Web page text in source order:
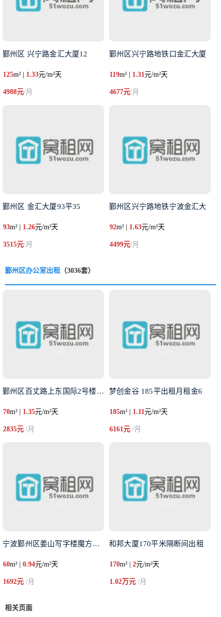
鄞州区 兴宁路金汇大厦12
125m² | 1.33元/m²天
4988元/月
鄞州区兴宁路地铁口金汇大厦
119m² | 1.31元/m²天
4677元/月
鄞州区 金汇大厦93平35
93m² | 1.26元/m²天
3515元/月
鄞州区兴宁路地铁宁波金汇大
92m² | 1.63元/m²天
4499元/月
鄞州区办公室出租 （3036套）
鄞州区百丈路上东国际2号楼面积
70m² | 1.35元/m²天
2835元 /月
梦创金谷 185平出租月租金6
185m² | 1.11元/m²天
6161元/月
宁波鄞州区姜山写字楼魔方创意园
60m² | 0.94元/m²天
1692元 /月
和邦大厦170平米隔断间出租
170m² |2元/m²天
1.02万元/月
相关页面